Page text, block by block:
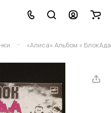
– «Алиса» Альбом «